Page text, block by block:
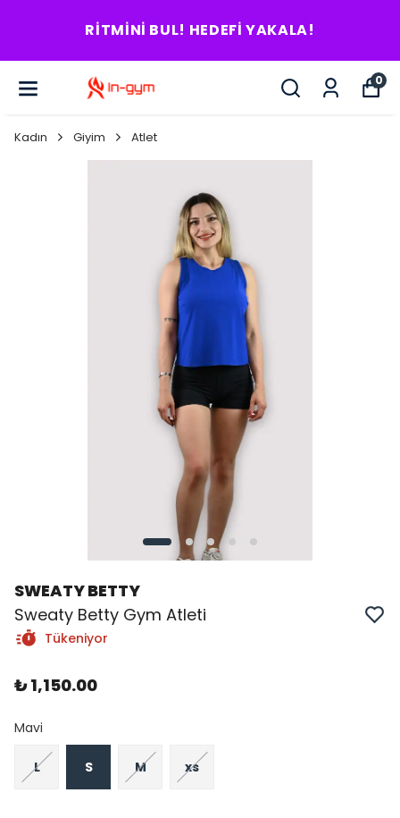
RITMINI BUL! HEDEFI YAKALA!
0
Kadın Giyim Atlet
SWEATY BETTY
Sweaty Betty Gym Atleti
Tükeniyor
₺ 1,150.00
Mavi
L S M xs